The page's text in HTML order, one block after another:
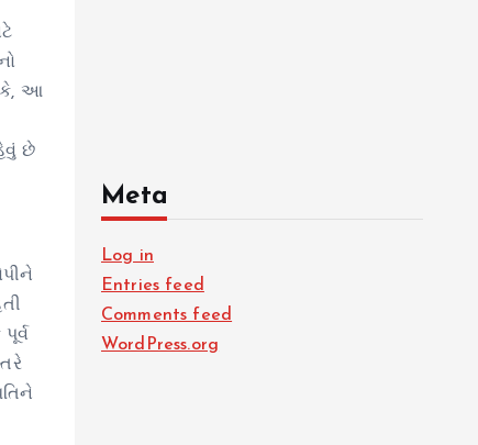
આ
છે
Meta
Log in
Entries feed
Comments feed
WordPress.org